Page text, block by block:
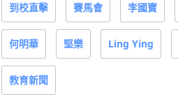
到校直擊 賽馬會 李國寶
何明華 堅樂 Ling Ying
教育新聞